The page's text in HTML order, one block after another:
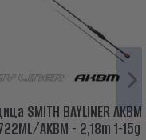
SMITH BAYLINER AKBM
AKBM - 2,18m 1-15g